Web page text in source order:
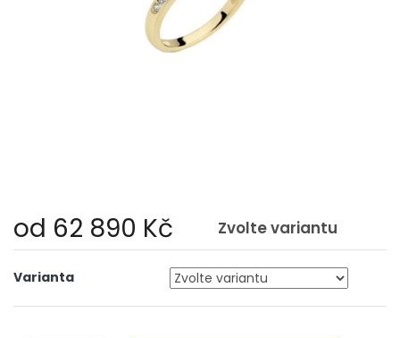
od 62 890 Kč Zvolte variantu
cena:
Varianta